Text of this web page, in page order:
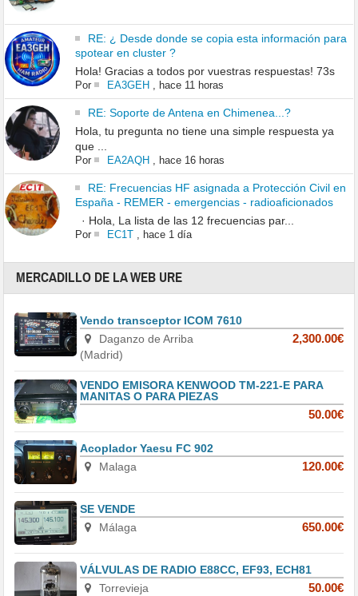
RE: ¿ Desde donde se copia esta información para
spotear en cluster ?
Hola! Gracias a todos por vuestras respuestas! 73s
Por EA3GEH , hace 11 horas
RE: Soporte de Antena en Chimenea...?
Hola, tu pregunta no tiene una simple respuesta ya
que ...
Por EA2AQH , hace 16 horas
RE: Frecuencias HF asignada a Protección Civil en
España - REMER - emergencias - radioaficionados
· Hola, La lista de las 12 frecuencias par...
Por EC1T, hace 1 día
MERCADILLO DE LA WEB URE
Vendo transceptor ICOM 7610
Daganzo de Arriba
(Madrid)
2,300.00€
VENDO EMISORA KENWOOD TM-221-E PARA
MANITAS O PARA PIEZAS
50.00€
Acoplador Yaesu FC 902
Malaga
120.00€
SE VENDE
Málaga
650.00€
VÁLVULAS DE RADIO E88CC, EF93, ECH81
Torrevieja
50.00€